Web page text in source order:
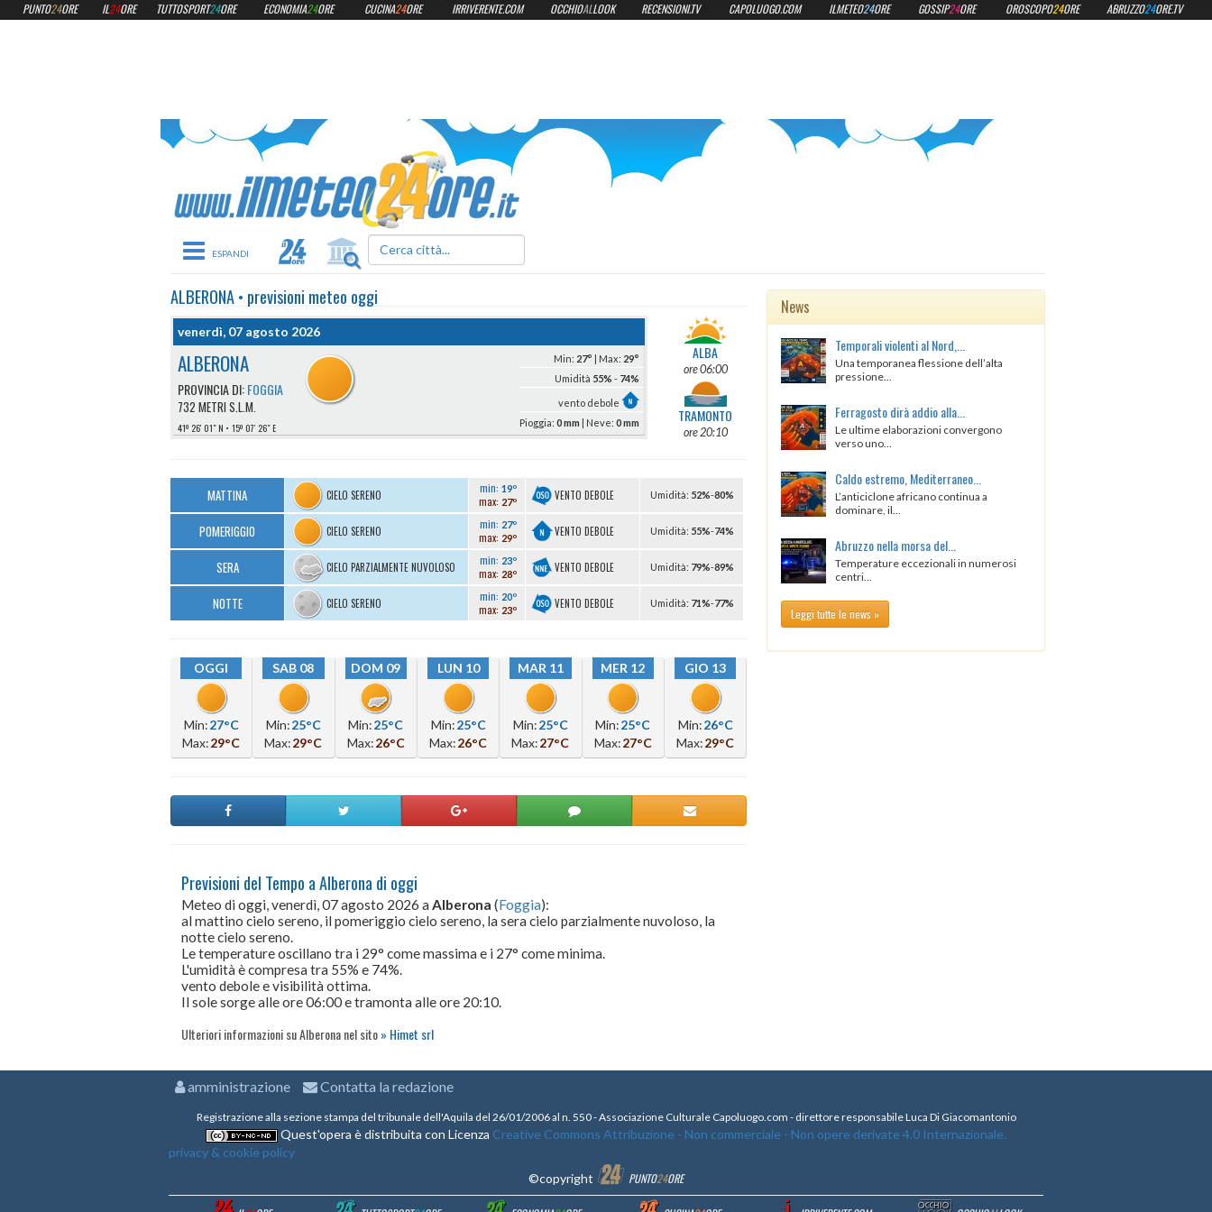
ilmeteo24ore.it
Toggle navigation
ALBERONA• previsioni meteo oggi
venerdì, 07 agosto 2026
ALBERONA
PROVINCIA DI:FOGGIA
732 METRI S.L.M.
41º 26′ 01″ N 15º 07′ 26″ E
Min: 27° | Max: 29°
Umidità 55%- 74%
vento debole
Pioggia:0 mm | Neve:0 mm
ALBA
ore 06:00
TRAMONTO
ore 20:10
MATTINA CIELO SERENO min: 19º
max: 27º VENTO DEBOLE Umidità: 52%-80%
POMERIGGIO CIELO SERENO min: 27º
max: 29º VENTO DEBOLE Umidità: 55%-74%
SERA CIELO PARZIALMENTE NUVOLOSO min: 23º
max: 28º VENTO DEBOLE Umidità: 79%-89%
NOTTE CIELO SERENO min: 20º
max: 23º VENTO DEBOLE Umidità: 71%-77%
OGGI
Min:27°C
Max:29°C
SAB 08
Min:25°C
Max:29°C
DOM 09
Min:25°C
Max:26°C
LUN 10
Min:25°C
Max:26°C
MAR 11
Min:25°C
Max:27°C
MER 12
Min:25°C
Max:27°C
GIO 13
Min:26°C
Max:29°C
Previsioni del Tempo a Alberona di oggi
Meteo di oggi, venerdì, 07 agosto 2026 a Alberona (Foggia):
al mattino cielo sereno, il pomeriggio cielo sereno, la sera cielo parzialmente nuvoloso, la
notte cielo sereno.
Le temperature oscillano tra i 29° come massima e i 27° come minima.
L'umidità è compresa tra 55% e 74%.
vento debole e visibilità ottima.
Il sole sorge alle ore 06:00 e tramonta alle ore 20:10.
Ulteriori informazioni su Alberona nel sito Himet srl
News
Temporali violenti al Nord,...
Una temporanea flessione dell’alta
pressione...
Ferragosto dirà addio alla...
Le ultime elaborazioni convergono
verso uno...
Caldo estremo, Mediterraneo...
L’anticiclone africano continua a
dominare, il...
Abruzzo nella morsa del...
Temperature eccezionali in numerosi
centri...
Leggi tutte le news »
PUNTO24ORE IL24ORE TUTTOSPORT24ORE ECONOMIA24ORE CUCINA24ORE IRRIVERENTE.COM OCCHIOALLOOK RECENSIONI.TV CAPOLUOGO.COM ILMETEO24ORE GOSSIP24ORE OROSCOPO24ORE ABRUZZO24ORE.TV
amministrazione Contatta la redazione
Registrazione alla sezione stampa del tribunale dell'Aquila del 26/01/2006 al n. 550 - Associazione Culturale Capoluogo.com - direttore responsabile Luca Di Giacomantonio
Quest'opera è distribuita con Licenza Creative Commons Attribuzione - Non commerciale - Non opere derivate 4.0 Internazionale.
privacy & cookie policy
©copyright
PUNTO24ORE